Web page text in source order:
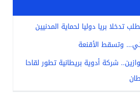
تدخلا بريا دوليا لحماية المدنيين
وتسقط الأقنعة
شركة أدوية بريطانية تطور لقاحا